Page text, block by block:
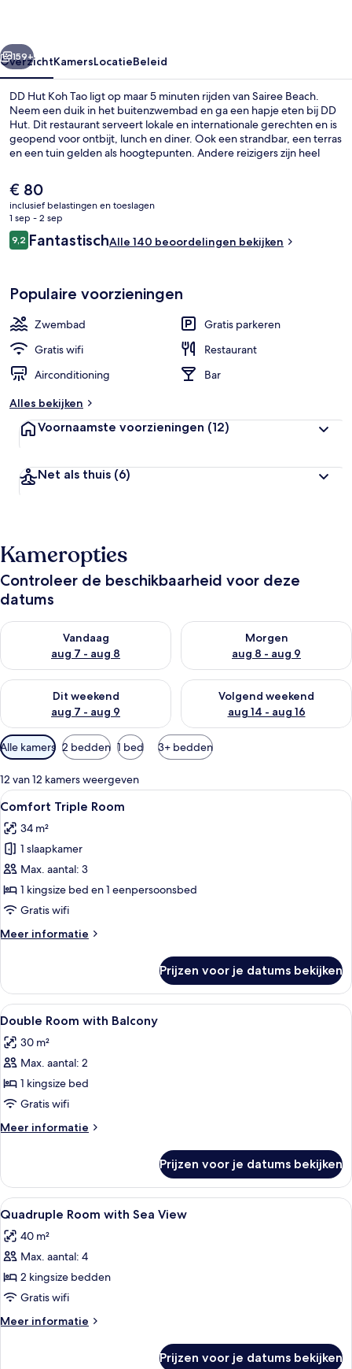
Volgende
159+
OverzichtKamersLocatieBeleid
DD Hut Koh Tao ligt op maar 5 minuten rijden van Sairee Beach.
Neem een duik in het buitenzwembad en ga een hapje eten bij DD
Hut. Dit restaurant serveert lokale en internationale gerechten en is
geopend voor ontbijt, lunch en diner. Ook een strandbar, een terras
en een tuin gelden als hoogtepunten. Andere reizigers zijn heel
De
huidige
prijs
is
€ 80
€ 80
inclusief belastingen en toeslagen
1 sep - 2 sep
Beoordelingen
9,29,2 op 10 –
FantastischAlle 140 beoordelingen bekijken
Populaire voorzieningen
Zwembad
Gratis parkeren
Gratis wifi
Restaurant
Airconditioning
Bar
Alles bekijken
Voornaamste voorzieningen (12)
Net als thuis (6)
Kameropties
Controleer de beschikbaarheid voor deze
datums
Vandaag
aug 7 - aug 8
De beschikbaarheid controleren voor vanavond aug 7 - aug 8
Morgen
aug 8 - aug 9
De beschikbaarheid
Dit weekend
aug 7 - aug 9
De beschikbaarheid controleren voor dit weekend aug 7 -
Volgend weekend
aug 14 - aug 16
De beschikbaarheid
Beschikbare
filters
voor
kamers
Alle kamers 2 bedden 1 bed 3+ bedden
12 van 12 kamers weergeven
Alle
foto's
voor
Comfort
Triple
Room
laden
Een hotelkamer met twee bedden,
11
Comfort Triple Room
34 m²
1 slaapkamer
Max. aantal: 3
1 kingsize bed en 1 eenpersoonsbed
Gratis wifi
Meer informatie
Meer
Triple
Room
Prijzen voor je datums bekijken
Alle
foto's
voor
Double
Room
with
Balcony
laden
Hotelkamer met een bed,
6
Double Room with Balcony
30 m²
Max. aantal: 2
1 kingsize bed
Gratis wifi
Meer informatie
Meer
Room
with
Balcony
Prijzen voor je datums bekijken
Alle
foto's
voor
Quadruple
Room
with
Sea
View
Hotelkamer met twee bedden, een
14
Quadruple Room with Sea View
40 m²
Max. aantal: 4
2 kingsize bedden
Gratis wifi
Meer informatie
Meer
Prijzen voor je datums bekijken